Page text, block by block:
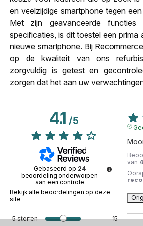
en veelzijdige smartphone tegen
Met zijn geavanceerde functies
specificaties, is dit toestel een prima
nieuwe smartphone. Bij
op de kwaliteit van ons
zorgvuldig is getest en
zorgen dat het aan uw
4.1/5
Gebaseerd op 24
beoordeling onderworpen
aan een controle
Bekijk alle beoordelingen op deze
site
5sterren
15
van